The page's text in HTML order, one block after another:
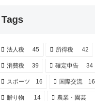
Tags
法人税 45 所得税 42
消費税 39 確定申告 34
スポーツ 16 国際交流 16
贈り物 14 農業・園芸